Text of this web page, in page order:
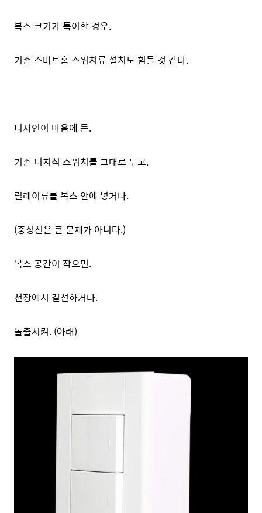
복스 크기가 특이할 경우.
기존 스마트홈 스위치류 설치도 힘들 것 같다.
디자인이 마음에 든.
기존 터치식 스위치를 그대로 두고.
릴레이류를 복스 안에 넣거나.
(중성선은 큰 문제가 아니다.)
복스 공간이 작으면.
천장에서 결선하거나.
돌출시켜. (아래)